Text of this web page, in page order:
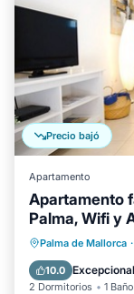
Precio bajó
Apartamento
Apartamento
Palma, Wifi y
Palma de Mallorca ·
10.0 Excepcional
2 Dormitorios 1 Baño
Frente